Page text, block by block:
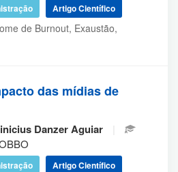
Artigo Científico
de Burnout, Exaustão,
das mídias de
Danzer Aguiar
Artigo Científico